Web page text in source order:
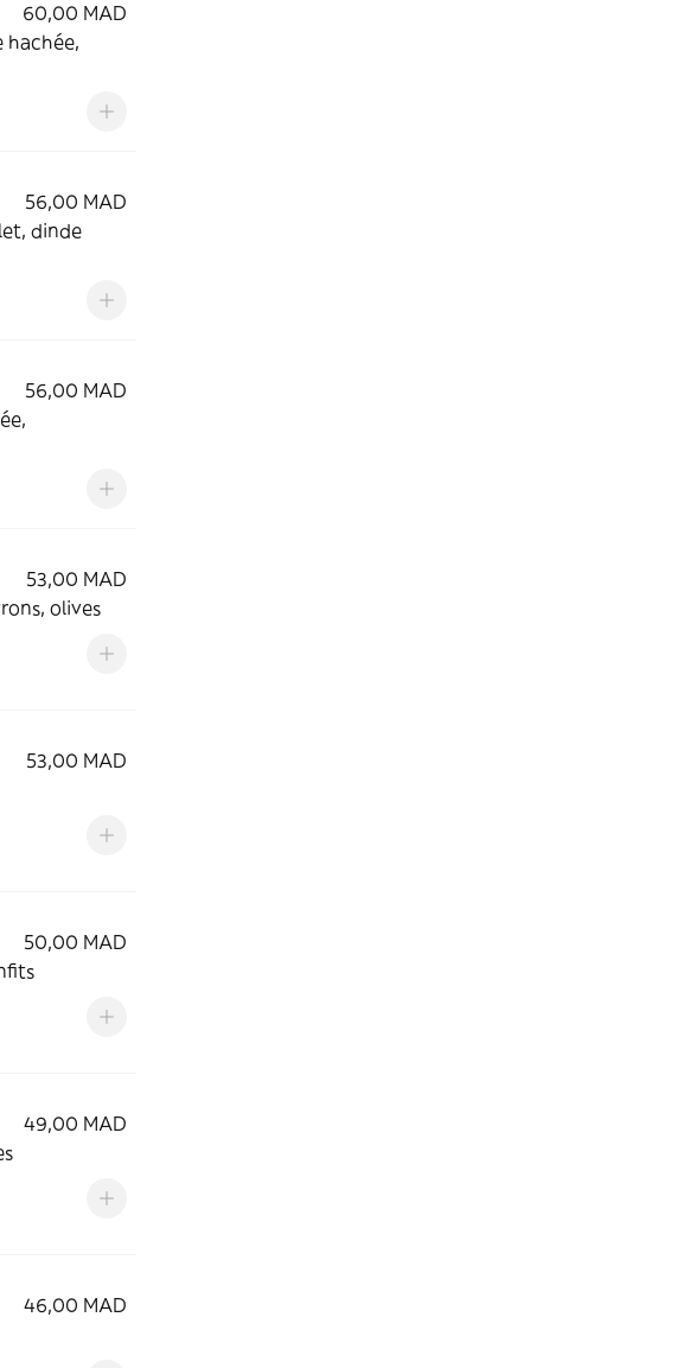
60,00 MAD
hachée,
56,00 MAD
dinde
56,00 MAD
53,00 MAD
olives
53,00 MAD
50,00 MAD
49,00 MAD
46,00 MAD